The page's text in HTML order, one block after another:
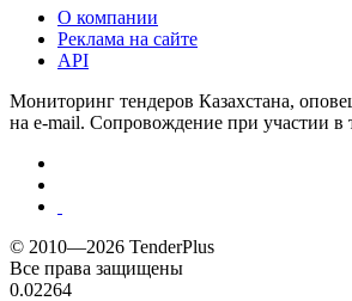
О компании
Реклама на сайте
API
Мониторинг тендеров Казахстана,
на e-mail. Сопровождение при участии в
© 2010—2026 TenderPlus
Все права защищены
0.02264